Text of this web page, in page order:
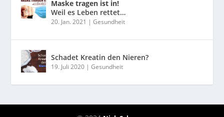
Maske tragen ist in!
Weil es Leben rettet…
20. Jan. 2021 |Gesundheit
Schadet Kreatin den Nieren?
19. Juli 2020 |Gesundheit